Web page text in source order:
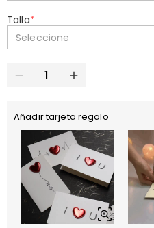
Talla*
Seleccione
Añadir tarjeta regalo